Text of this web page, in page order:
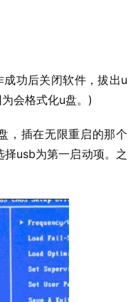
会格式化u盘。)
择usb为第一启动项。之